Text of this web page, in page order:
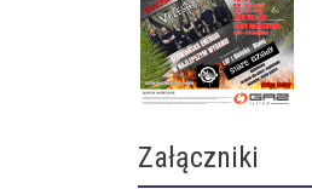
Załączniki